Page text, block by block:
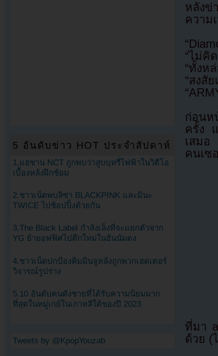
หลังข่
ความ
“ไม่คิ
“ทั้งห
“สงสั
ก่อนห
ครั้ง
เสมอ
คนเซ
ที่มา
ด้วย (
5 อันดับข่าว HOT ประจำสัปดาห์
1.แฮชาน NCT ถูกพบว่าสูบบุหรี่ไฟฟ้าในวิดีโอ
เบื้องหลังฝึกซ้อม
2.ชาวเน็ตพบลิซ่า BLACKPINK และมินะ
TWICE ไปช้อปปิ้งด้วยกัน
3.The Black Label กำลังเล็งที่จะแยกตัวจาก
YG ย้ายอฟฟิศไปตึกใหม่ในฮันนัมดง
4.ชาวเน็ตปกป้องคิมมินจูหลังถูกพวกเฮดเตอร์
วิจารณ์รูปร่าง
5.10 อันดับคนดังชายที่ได้รับความนิยมมาก
ที่สุดในหมู่เกย์ในเกาหลีใต้ของปี 2023
Tweets by @KpopYouzab